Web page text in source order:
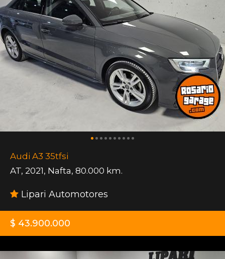
Audi A3 35tfsi
AT, 2021, Nafta, 80.000 km.
Lipari Automotores
$ 43.900.000